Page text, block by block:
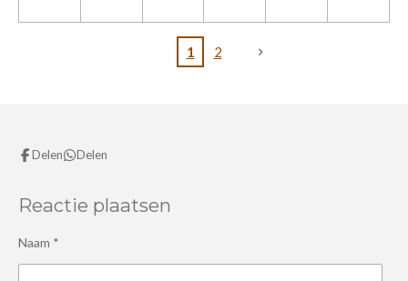
1 2
Delen Delen
Reactie plaatsen
Naam *